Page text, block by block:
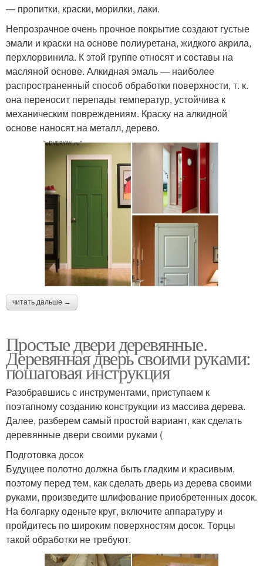
— пропитки, краски, морилки, лаки.
Непрозрачное очень прочное покрытие создают густые
эмали и краски на основе полиуретана, жидкого акрила,
перхлорвинила. К этой группе относят и составы на
масляной основе. Алкидная эмаль — наиболее
распространенный способ обработки поверхности, т. к.
она переносит перепады температур, устойчива к
механическим повреждениям. Краску на алкидной
основе наносят на металл, дерево.
читать дальше →
Простые двери деревянные.
Деревянная дверь своими руками:
пошаговая инструкция
Разобравшись с инструментами, приступаем к
поэтапному созданию конструкции из массива дерева.
Далее, разберем самый простой вариант, как сделать
деревянные двери своими руками (
Подготовка досок
Будущее полотно должна быть гладким и красивым,
поэтому перед тем, как сделать дверь из дерева своими
руками, произведите шлифование приобретенных досок.
На болгарку оденьте круг, включите аппаратуру и
пройдитесь по широким поверхностям досок. Торцы
такой обработки не требуют.